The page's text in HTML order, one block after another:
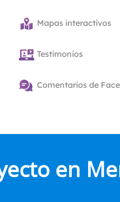
Mapas interactivos
Testimonios
Comentarios de
en